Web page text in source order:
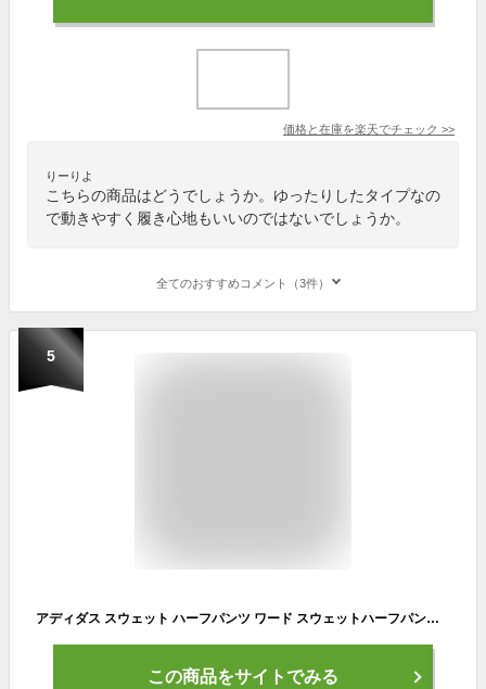
価格と在庫を楽天でチェック >>
りーりよ
こちらの商品はどうでしょうか。ゆったりしたタイプなの
で動きやすく履き心地もいいのではないでしょうか。
全てのおすすめコメント（3件）
5
アディダス スウェット ハーフパンツ ワード スウェットハーフパンツ レディース KQD32 カーボン (JN9977) L
この商品をサイトでみる